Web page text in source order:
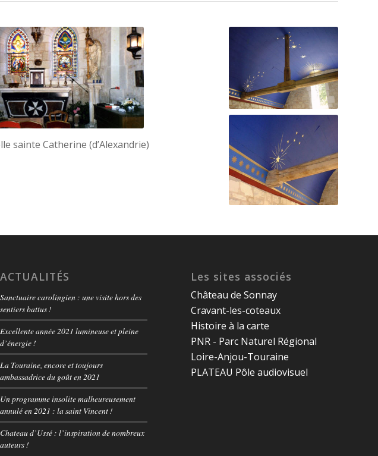
sainte Catherine (d’Alexandrie)
ACTUALITÉS
Sanctuaire carolingien : une visite hors des
sentiers battus !
Excellente année 2021 lumineuse et pleine
d’énergie !
La Touraine, encore et toujours
ambassadrice du goût en 2021
Un programme insolite malheureusement
annulé en 2021 : la saint Vincent !
Chateau d’Ussé : l’inspiration de nombreux
auteurs !
Les sites associés
Château de Sonnay
Cravant-les-coteaux
Histoire à la carte
PNR - Parc Naturel Régional
Loire-Anjou-Touraine
PLATEAU Pôle audiovisuel